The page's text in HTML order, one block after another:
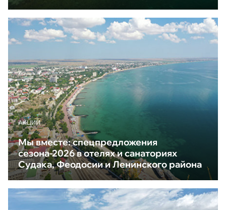
АКЦИИ
Мы вместе: спецпредложения
сезона-2026 в отелях и санаториях
Судака, Феодосии и Ленинского района